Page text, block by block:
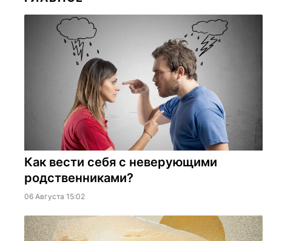
Как вести себя с неверующими
родственниками?
06 Августа 15:02